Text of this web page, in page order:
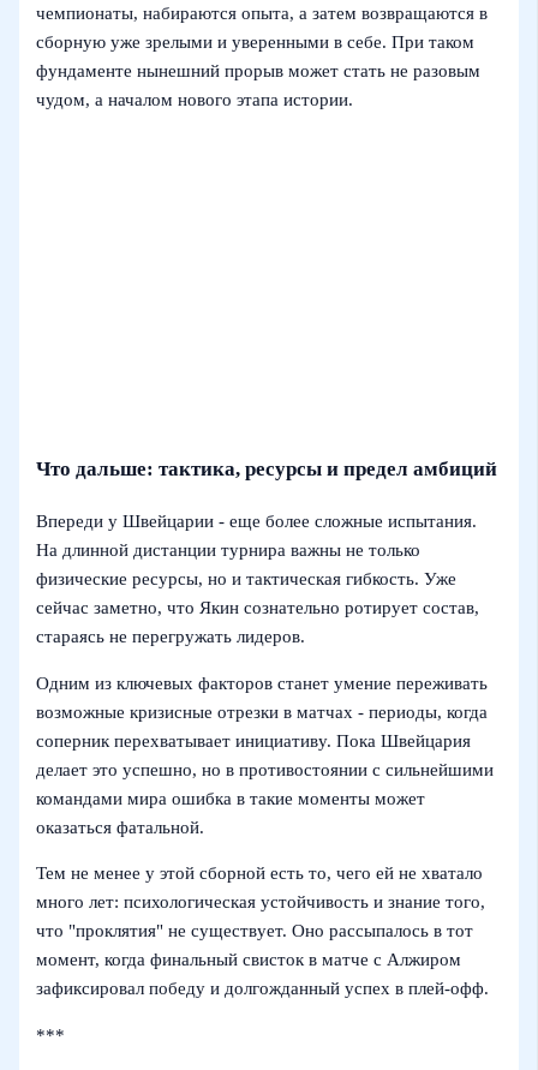
чемпионаты, набираются опыта, а затем возвращаются в
сборную уже зрелыми и уверенными в себе. При таком
фундаменте нынешний прорыв может стать не разовым
чудом, а началом нового этапа истории.
Что дальше: тактика, ресурсы и предел амбиций
Впереди у Швейцарии - еще более сложные испытания.
На длинной дистанции турнира важны не только
физические ресурсы, но и тактическая гибкость. Уже
сейчас заметно, что Якин сознательно ротирует состав,
стараясь не перегружать лидеров.
Одним из ключевых факторов станет умение переживать
возможные кризисные отрезки в матчах - периоды, когда
соперник перехватывает инициативу. Пока Швейцария
делает это успешно, но в противостоянии с сильнейшими
командами мира ошибка в такие моменты может
оказаться фатальной.
Тем не менее у этой сборной есть то, чего ей не хватало
много лет: психологическая устойчивость и знание того,
что "проклятия" не существует. Оно рассыпалось в тот
момент, когда финальный свисток в матче с Алжиром
зафиксировал победу и долгожданный успех в плей-офф.
***